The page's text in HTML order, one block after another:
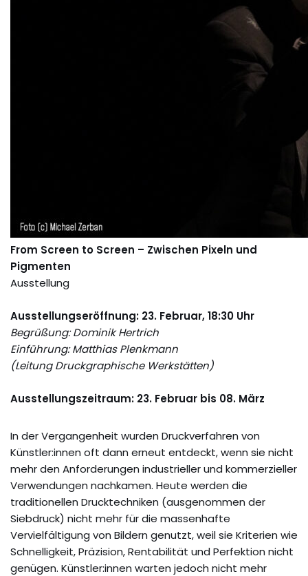
From Screen to Screen – Zwischen Pixeln und
Pigmenten
Ausstellung
Ausstellungseröffnung: 23. Februar, 18:30 Uhr
Begrüßung: Dominik Hertrich
Einführung: Matthias Plenkmann
(Leitung Druckgraphische Werkstätten)
Ausstellungszeitraum: 23. Februar bis 08. März
In der Vergangenheit wurden Druckverfahren von
Künstler:innen oft dann erneut entdeckt, wenn sie nicht
mehr den Anforderungen industrieller und kommerzieller
Verwendungen nachkamen. Heute werden die
traditionellen Drucktechniken (ausgenommen der
Siebdruck) nicht mehr für die massenhafte
Vervielfältigung von Bildern genutzt, weil sie Kriterien wie
Schnelligkeit, Präzision, Rentabilität und Perfektion nicht
genügen. Künstler:innen warten jedoch nicht mehr